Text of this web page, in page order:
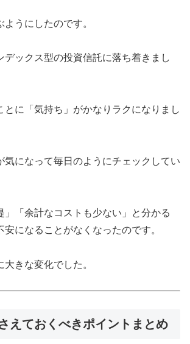
うにしたのです。
デックス型の投資信託に落ち着きまし
とに「気持ち」がかなりラクになりまし
気になって毎日のようにチェックしてい
」「余計なコストも少ない」と分かる
安になることがなくなったのです。
きな変化でした。
えておくべきポイントまとめ